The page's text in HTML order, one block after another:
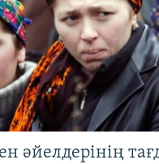
әйелдерінің